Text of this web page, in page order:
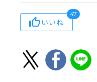
いいね
47